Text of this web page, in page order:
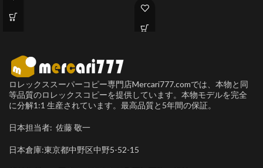
ロレックススーパーコピー専門店Mercari777.comでは、本物と同
等品質のロレックスコピーを提供しています。本物モデルを完全
に分解1:1 生産されています。最高品質と5年間の保証。
日本担当者: 佐藤 敬一
日本倉庫:東京都中野区中野5-52-15